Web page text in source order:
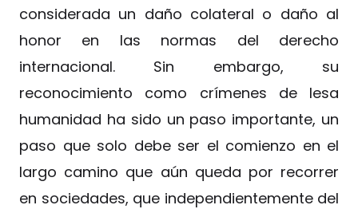
considerada un daño colateral o daño al
honor en las normas del derecho
internacional. Sin embargo, su
reconocimiento como crímenes de lesa
humanidad ha sido un paso importante, un
paso que solo debe ser el comienzo en el
largo camino que aún queda por recorrer
en sociedades, que independientemente del